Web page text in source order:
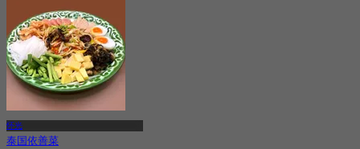
怀光
泰国依善菜